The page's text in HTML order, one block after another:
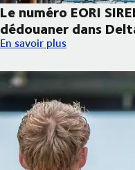
Le numéro EORI
dédouaner dans
Le numéro EORI SIREN
En savoir plus